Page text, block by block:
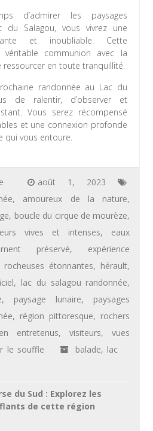
d’admirer les paysages
du Salagou, vous vivrez une
et inoubliable. Cette
communion avec la
en toute tranquillité.
randonnée au Lac du
de ralentir, d’observer et
Vous serez récompensé
et une connexion profonde
qui vous entoure.
août 1, 2023
, amoureux de la nature,
, boucle du cirque de mourèze,
vives et intenses, eaux
préservé, expérience
étonnantes, hérault,
, lac du salagou randonnée,
, paysage lunaire, paysages
, région pittoresque, rochers
entretenus,visiteurs,vues
le souffle
balade, lac
du Sud : Explorez les
de cette région